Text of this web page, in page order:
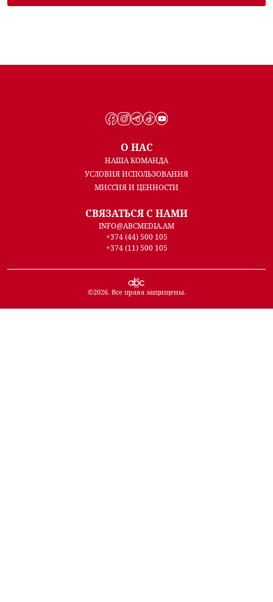
О НАС
НАША КОМАНДА
УСЛОВИЯ ИСПОЛЬЗОВАНИЯ
МИССИЯ И ЦЕННОСТИ
СВЯЗАТЬСЯ С НАМИ
INFO@ABCMEDIA.AM
+374 (44) 500 105
+374 (11) 500 105
©2026. Все права защищены.